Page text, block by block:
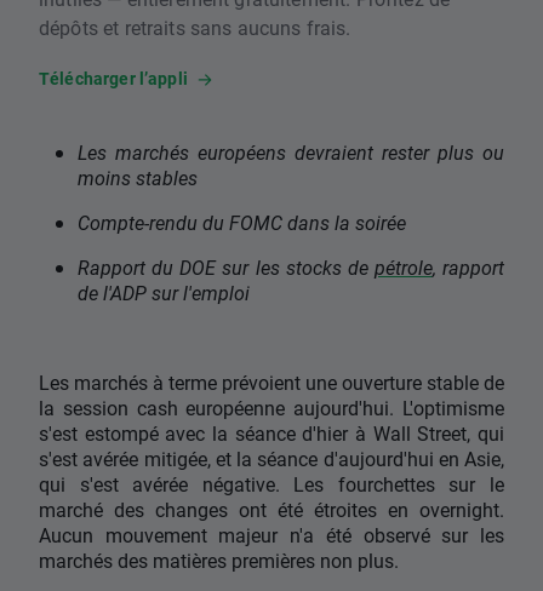
dépôts et retraits sans aucuns frais.
Télécharger l’appli
Les marchés européens devraient rester plus ou
moins stables
Compte-rendu du FOMC dans la soirée
Rapport du DOE sur les stocks de pétrole, rapport
de l'ADP sur l'emploi
Les marchés à terme prévoient une ouverture stable de
la session cash européenne aujourd'hui. L'optimisme
s'est estompé avec la séance d'hier à Wall Street, qui
s'est avérée mitigée, et la séance d'aujourd'hui en Asie,
qui s'est avérée négative. Les fourchettes sur le
marché des changes ont été étroites en overnight.
Aucun mouvement majeur n'a été observé sur les
marchés des matières premières non plus.